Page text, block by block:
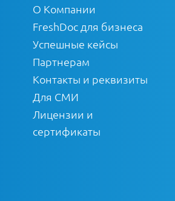
О Компании
FreshDoc для бизнеса
Успешные кейсы
Партнерам
Контакты и реквизиты
Для СМИ
Лицензии и
сертификаты